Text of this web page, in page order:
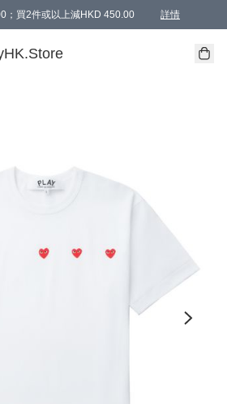
；買2件或以上減HKD 450.00 詳情
（按會員等級）AAPE products, members can
100.00
惠！（適用於 特定的送貨方式 )